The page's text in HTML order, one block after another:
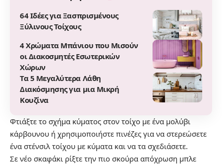
64 Ιδέες για Ξασπρισμένους
Ξύλινους Τοίχους
4 Χρώματα Μπάνιου που Μισούν
οι Διακοσμητές Εσωτερικών
Χώρων
Τα 5 Μεγαλύτερα Λάθη
Διακόσμησης για μια Μικρή
Κουζίνα
Φτιάξτε το σχήμα κύματος στον τοίχο με ένα μολύβι
κάρβουνου ή χρησιμοποιήστε πινέζες για να στερεώσετε
ένα στένσιλ τοίχου με κύματα και να τα σχεδιάσετε.
Σε νέο σκαφάκι ρίξτε την πιο σκούρα απόχρωση μπλε